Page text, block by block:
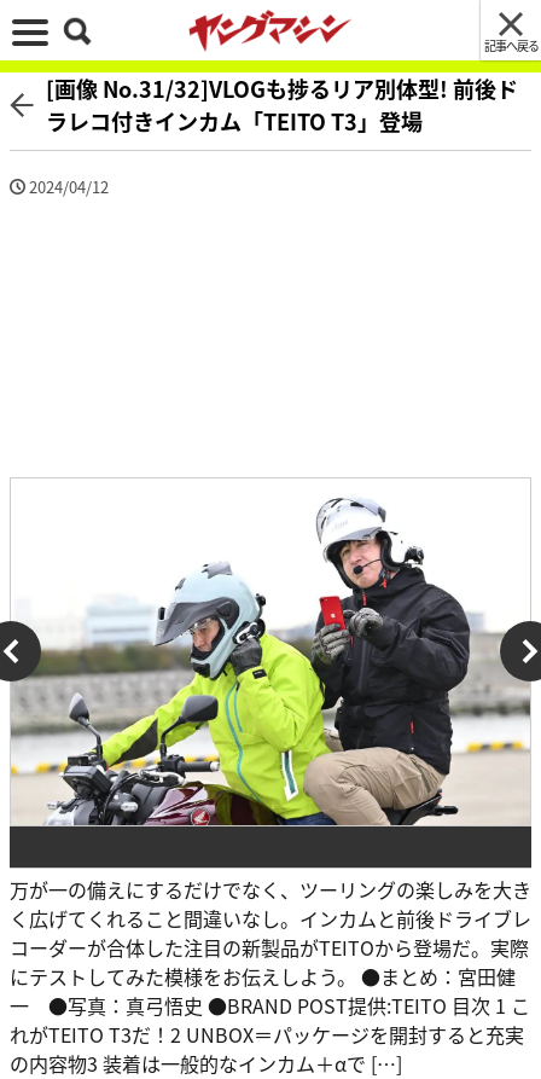
記事へ戻る
[画像 No.31/32]VLOGも捗るリア別体型! 前後ド
ラレコ付きインカム「TEITO T3」登場
2024/04/12
万が一の備えにするだけでなく、ツーリングの楽しみを大き
く広げてくれること間違いなし。インカムと前後ドライブレ
コーダーが合体した注目の新製品がTEITOから登場だ。実際
にテストしてみた模様をお伝えしよう。 ●まとめ：宮田健
一 ●写真：真弓悟史 ●BRAND POST提供:TEITO 目次 1 こ
れがTEITO T3だ！2 UNBOX＝パッケージを開封すると充実
の内容物3 装着は一般的なインカム＋αで […]